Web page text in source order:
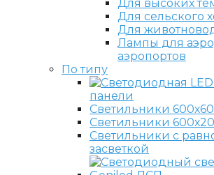
Для высоких
Для сельского
Для
Лампы для
аэропортов
По типу
панели
Светильники
Светильники
Светильники с
засветкой